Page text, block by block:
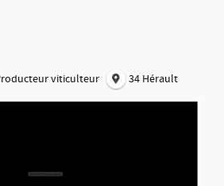
viticulteur 34 Hérault